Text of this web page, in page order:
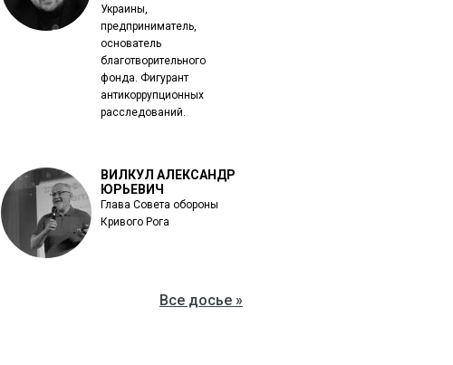
Украины,
предприниматель,
основатель
благотворительного
фонда. Фигурант
антикоррупционных
расследований.
ВИЛКУЛ АЛЕКСАНДР
ЮРЬЕВИЧ
Глава Совета обороны
Кривого Рога
Все досье »